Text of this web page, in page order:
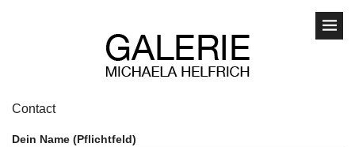
Contact
Dein Name (Pflichtfeld)